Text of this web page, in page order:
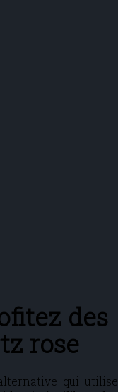
des
rose
qui utilise